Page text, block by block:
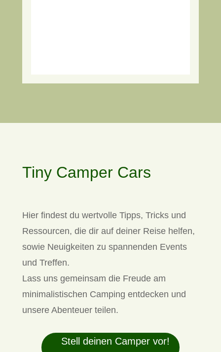
Tiny Camper Cars
Hier findest du wertvolle Tipps, Tricks und
Ressourcen, die dir auf deiner Reise helfen,
sowie Neuigkeiten zu spannenden Events
und Treffen.
Lass uns gemeinsam die Freude am
minimalistischen Camping entdecken und
unsere Abenteuer teilen.
Stell deinen Camper vor!